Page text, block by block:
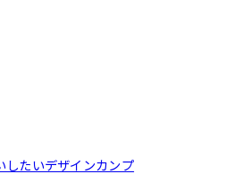
したいデザインカンプ